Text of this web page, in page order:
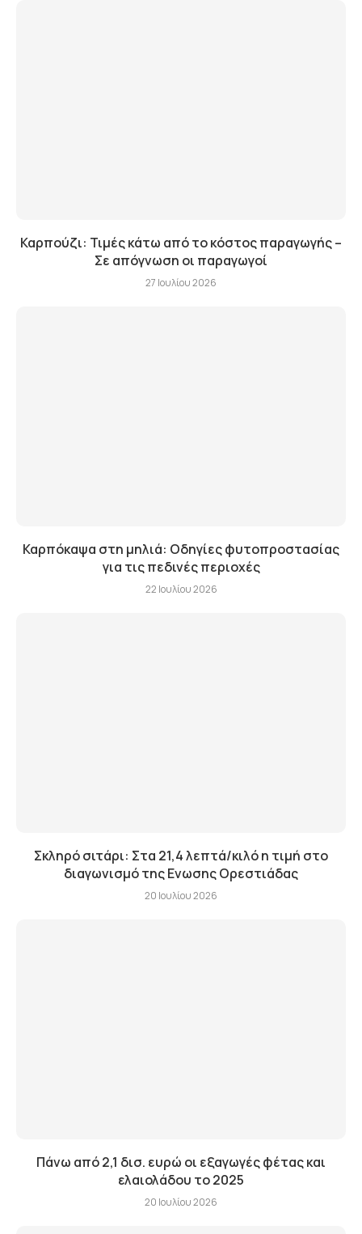
Καρπούζι: Τιμές κάτω από το κόστος παραγωγής –
Σε απόγνωση οι παραγωγοί
27 Ιουλίου 2026
Καρπόκαψα στη μηλιά: Οδηγίες φυτοπροστασίας
για τις πεδινές περιοχές
22 Ιουλίου 2026
Σκληρό σιτάρι: Στα 21,4 λεπτά/κιλό η τιμή στο
διαγωνισμό της Ενωσης Ορεστιάδας
20 Ιουλίου 2026
Πάνω από 2,1 δισ. ευρώ οι εξαγωγές φέτας και
ελαιολάδου το 2025
20 Ιουλίου 2026